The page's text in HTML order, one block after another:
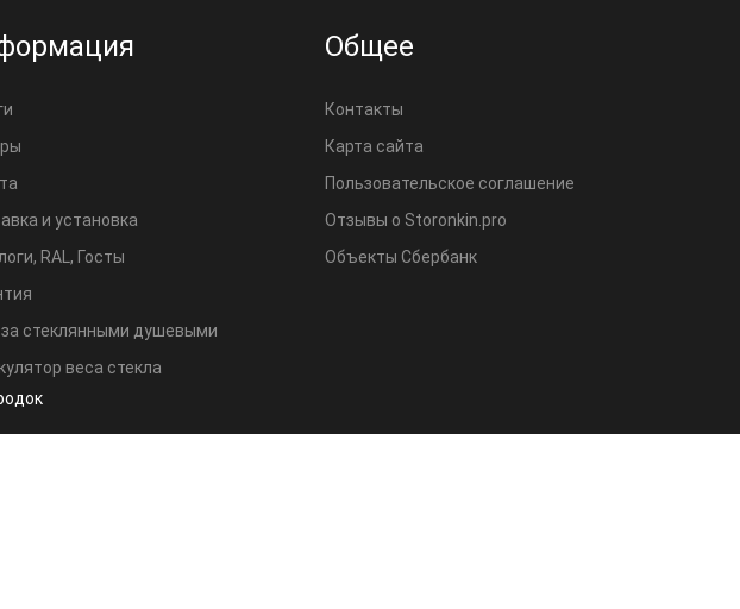
и установка
RAL, Госты
стеклянными душевыми
веса стекла
Общее
Контакты
Карта сайта
Пользовательское соглашение
Отзывы о Storonkin.pro
Объекты Сбербанк